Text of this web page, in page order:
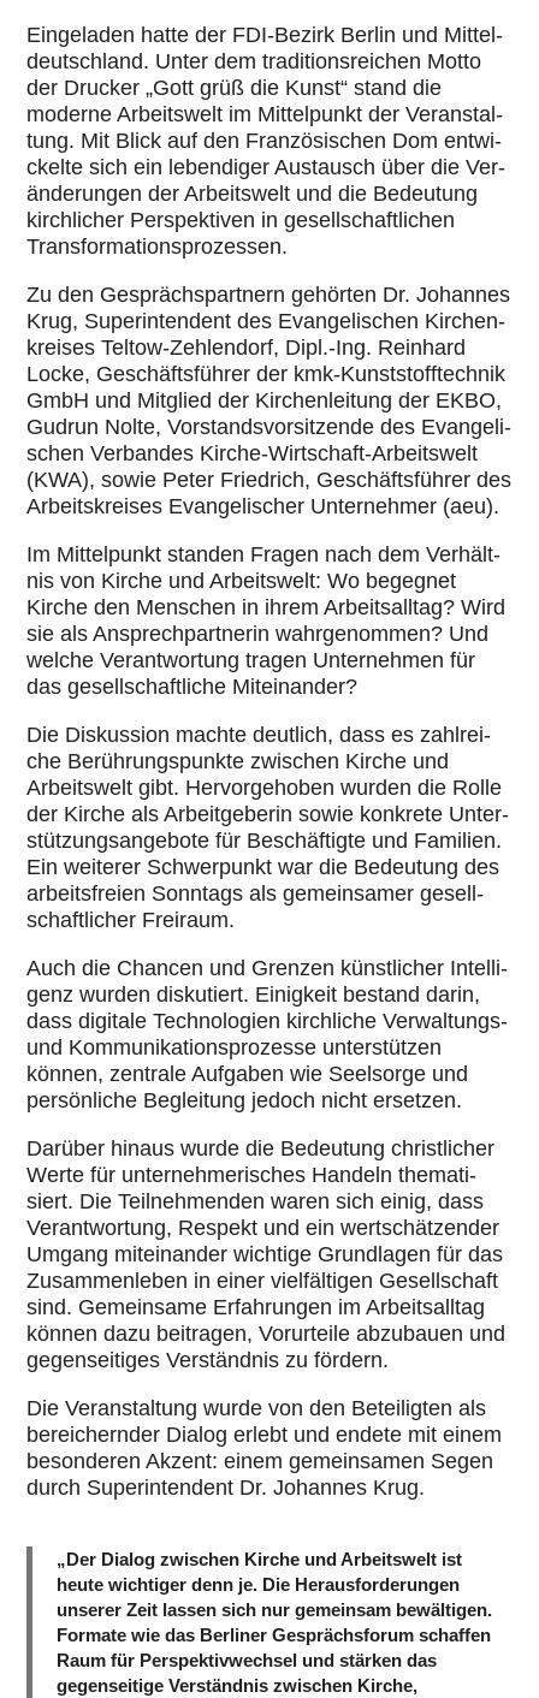
Ein­ge­la­den hatte der FDI-Bezirk Berlin und Mit­tel­
deutsch­land. Unter dem tra­di­ti­ons­rei­chen Motto
der Drucker „Gott grüß die Kunst“ stand die
moderne Arbeits­welt im Mit­tel­punkt der Ver­an­stal­
tung. Mit Blick auf den Fran­zö­si­schen Dom ent­wi­
ckelte sich ein leben­di­ger Aus­tausch über die Ver­
än­de­run­gen der Arbeits­welt und die Bedeu­tung
kirch­li­cher Per­spek­ti­ven in gesell­schaft­li­chen
Trans­for­ma­ti­ons­pro­zes­sen.
Zu den Gesprächs­part­nern gehörten Dr. Johannes
Krug, Super­in­ten­dent des Evan­ge­li­schen Kir­chen­
krei­ses Teltow-Zehlen­dorf, Dipl.-Ing. Reinhard
Locke, Geschäfts­füh­rer der kmk-Kunst­stoff­tech­nik
GmbH und Mitglied der Kir­chen­lei­tung der EKBO,
Gudrun Nolte, Vor­stands­vor­sit­zende des Evan­ge­li­
schen Ver­ban­des Kirche-Wirt­schaft-Arbeits­welt
(KWA), sowie Peter Fried­rich, Geschäfts­füh­rer des
Arbeits­krei­ses Evan­ge­li­scher Unter­neh­mer (aeu).
Im Mit­tel­punkt standen Fragen nach dem Ver­hält­
nis von Kirche und Arbeits­welt: Wo begegnet
Kirche den Menschen in ihrem Arbeits­all­tag? Wird
sie als Ansprech­part­ne­rin wahr­ge­nom­men? Und
welche Ver­ant­wor­tung tragen Unter­neh­men für
das gesell­schaft­li­che Mit­ein­an­der?
Die Dis­kus­sion machte deutlich, dass es zahl­rei­
che Berüh­rungs­punkte zwischen Kirche und
Arbeits­welt gibt. Her­vor­ge­ho­ben wurden die Rolle
der Kirche als Arbeit­ge­be­rin sowie konkrete Unter­
stüt­zungs­an­ge­bote für Beschäf­tigte und Familien.
Ein weiterer Schwer­punkt war die Bedeu­tung des
arbeits­freien Sonntags als gemein­sa­mer gesell­
schaft­li­cher Freiraum.
Auch die Chancen und Grenzen künst­li­cher Intel­li­
genz wurden dis­ku­tiert. Einig­keit bestand darin,
dass digitale Tech­no­lo­gien kirch­li­che Ver­wal­tungs-
und Kom­mu­ni­ka­ti­ons­pro­zesse unter­stüt­zen
können, zentrale Aufgaben wie Seel­sorge und
per­sön­li­che Beglei­tung jedoch nicht ersetzen.
Darüber hinaus wurde die Bedeu­tung christ­li­cher
Werte für unter­neh­me­ri­sches Handeln the­ma­ti­
siert. Die Teil­neh­men­den waren sich einig, dass
Ver­ant­wor­tung, Respekt und ein wert­schät­zen­der
Umgang mit­ein­an­der wichtige Grund­la­gen für das
Zusam­men­le­ben in einer viel­fäl­ti­gen Gesell­schaft
sind. Gemein­same Erfah­run­gen im Arbeits­all­tag
können dazu bei­tra­gen, Vor­ur­teile abzu­bauen und
gegen­sei­ti­ges Ver­ständ­nis zu fördern.
Die Ver­an­stal­tung wurde von den Betei­lig­ten als
berei­chern­der Dialog erlebt und endete mit einem
beson­de­ren Akzent: einem gemein­sa­men Segen
durch Super­in­ten­dent Dr. Johannes Krug.
„Der Dialog zwischen Kirche und Arbeitswelt ist
heute wichtiger denn je. Die Herausforderungen
unserer Zeit lassen sich nur gemeinsam bewältigen.
Formate wie das Berliner Gesprächsforum schaffen
Raum für Perspektivwechsel und stärken das
gegenseitige Verständnis zwischen Kirche,